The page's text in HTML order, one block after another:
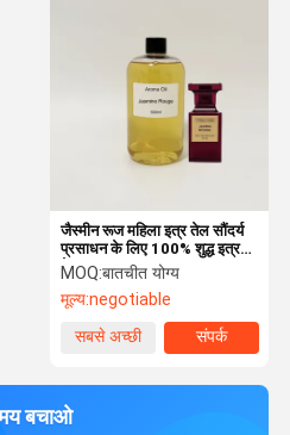
जैस्मीन रूज महिला इत्र तेल सौंदर्य
प्रसाधन के लिए 100% शुद्ध इत्र
तेल
MOQ:बातचीत योग्य
मूल्य:negotiable
सबसे अच्छी
संपर्क
बचाओ